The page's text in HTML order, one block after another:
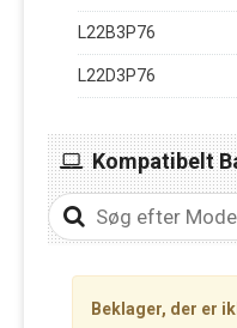
L22B3P76
L22D3P76
Kompatibelt
Beklager, der er